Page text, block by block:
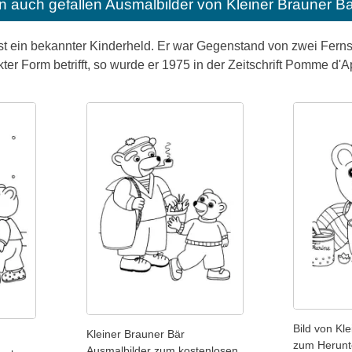
auch gefallen Ausmalbilder von Kleiner Brauner
ein bekannter Kinderheld. Er war Gegenstand von zwei
Form betrifft, so wurde er 1975 in der Zeitschrift Pomme
Kleiner Brauner Bär
Bild von
zum